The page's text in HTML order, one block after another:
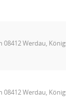
Werdau,
Werdau,